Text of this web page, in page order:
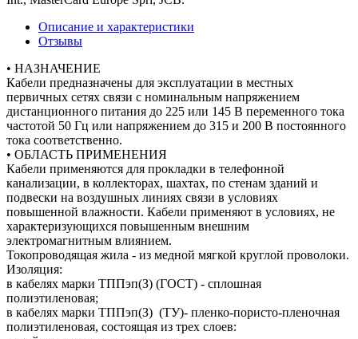
Описание и характеристики
Отзывы
• НАЗНАЧЕНИЕ
Кабели предназначены для эксплуатации в местных
первичных сетях связи с номинальным напряжением
дистанционного питания до 225 или 145 В переменного тока
частотой 50 Гц или напряжением до 315 и 200 В постоянного
тока соответственно.
• ОБЛАСТЬ ПРИМЕНЕНИЯ
Кабели применяются для прокладки в телефонной
канализации, в коллекторах, шахтах, по стенам зданий и
подвески на воздушных линиях связи в условиях
повышенной влажности. Кабели применяют в условиях, не
характеризующихся повышенным внешним
электромагнитным влиянием.
Токопроводящая жила - из медной мягкой круглой проволоки.
Изоляция:
в кабелях марки ТППэп(З) (ГОСТ) - сплошная
полиэтиленовая;
в кабелях марки ТППэп(З) (ТУ)- пленко-пористо-пленочная
полиэтиленовая, состоящая из трех слоев: